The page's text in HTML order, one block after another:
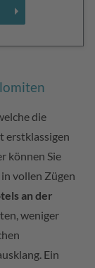
die
erstklassigen
können Sie
vollen Zügen
an der
weniger
Ein